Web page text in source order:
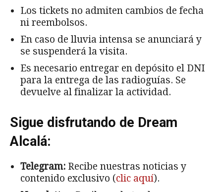
Los tickets no admiten cambios de fecha
ni reembolsos.
En caso de lluvia intensa se anunciará y
se suspenderá la visita.
Es necesario entregar en depósito el DNI
para la entrega de las radioguías. Se
devuelve al finalizar la actividad.
Sigue disfrutando de Dream
Alcalá:
Telegram: Recibe nuestras noticias y
contenido exclusivo (clic aquí).